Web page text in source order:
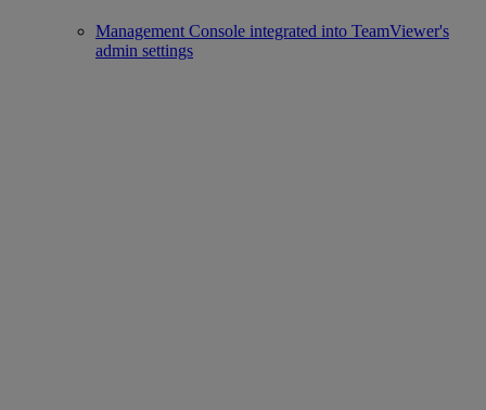
Management Console integrated into TeamViewer's
admin settings